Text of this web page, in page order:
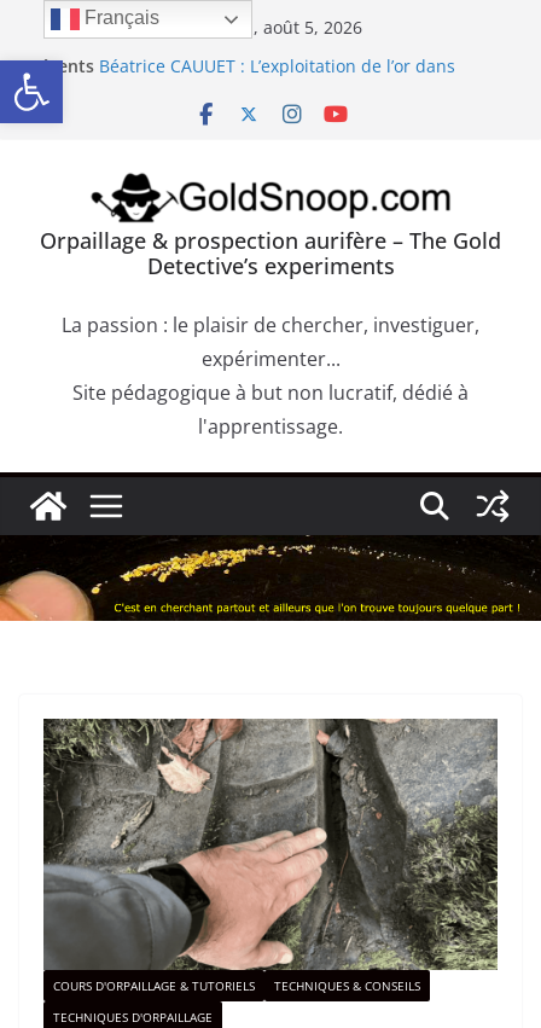
Ouvrir la barre d’outils
Passer
contenu
mercredi, août 5, 2026
Récents
:
Orpaillage : chercher de l’or dans les dépôts sur le
bedrock
l’Europe Antique (Hispania, Gallia, Dacia)
aurifère ?
Trouver de l’or sur les failles du bedrock dans les
dépôts aurifères et les moquettes de racines
Orpaillage : chercher de l’or dans les alluvions
Orpaillage & prospection aurifère – The Gold
Detective’s experiments
La passion : le plaisir de chercher, investiguer,
expérimenter...
Site pédagogique à but non lucratif, dédié à
l'apprentissage.
COURS D'ORPAILLAGE & TUTORIELS
TECHNIQUES & CONSEILS
TECHNIQUES D'ORPAILLAGE
Français